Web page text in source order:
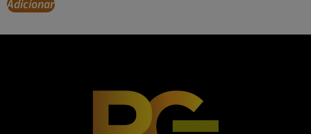
Adicionar